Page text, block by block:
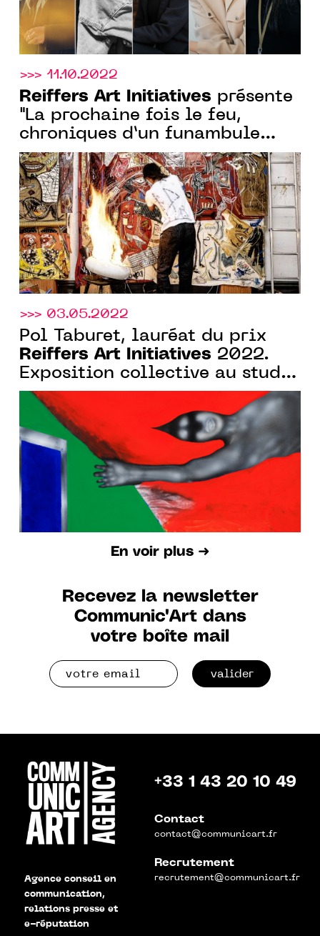
>>> 11.10.2022
Reiffers Art Initiatives présente
"La prochaine fois le feu,
chroniques d’un funambule
métis" d'Alexandre Diop, sous le
mentorat de Kehinde Wiley, du
19.10 au 19.11.22
>>> 03.05.2022
Pol Taburet, lauréat du prix
Reiffers Art Initiatives 2022.
Exposition collective au studio
des acacias du 5.05 au
28.05.2022
En voir plus ➜
Recevez la newsletter
Communic'Art dans
votre boîte mail
valider
Agence conseil en
communication,
relations presse et
e-réputation
+33 1 43 20 10 49
Contact
contact@communicart.fr
Recrutement
recrutement@communicart.fr